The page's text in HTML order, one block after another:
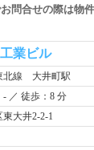
問合せの際は物
業ビル
北線 大井町駅
- ／ 徒歩：8 分
東大井2-2-1